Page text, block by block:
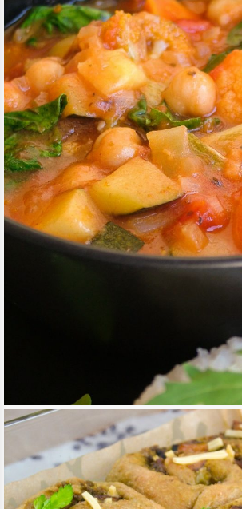
“MI VAN ITTHON”
TOVÁBB OLVASOM FŐÉTELEK/